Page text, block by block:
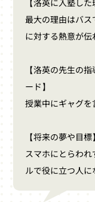
【洛英に入塾し
最大の理由はバ
に対する熱意が伝
【洛英の先生の
ード】
授業中にギャグを
【将来の夢や目標】
スマホにとらわ
ルで役に立つ人に